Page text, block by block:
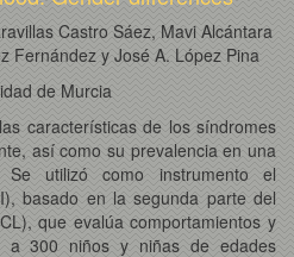
Castro Sáez, Mavi Alcántara
Fernández y José A. López Pina
de Murcia
características de los síndromes
así como su prevalencia en una
Se utilizó como instrumento el
basado en la segunda parte del
que evalúa comportamientos y
a 300 niños y niñas de edades